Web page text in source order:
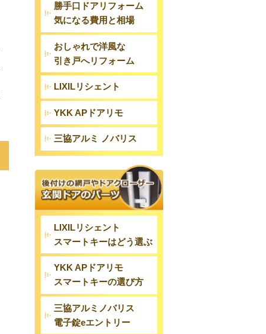
勝手口ドアリフォーム
気になる費用と相場
おしゃれで洋風な
引き戸へリフォーム
LIXILリシェント
YKK APドアリモ
三協アルミ ノバリス
LIXILリシェント
スマートキーはどう選ぶ
YKK APドアリモ
スマートキーの選び方
三協アルミノバリス
電子錠eエントリー